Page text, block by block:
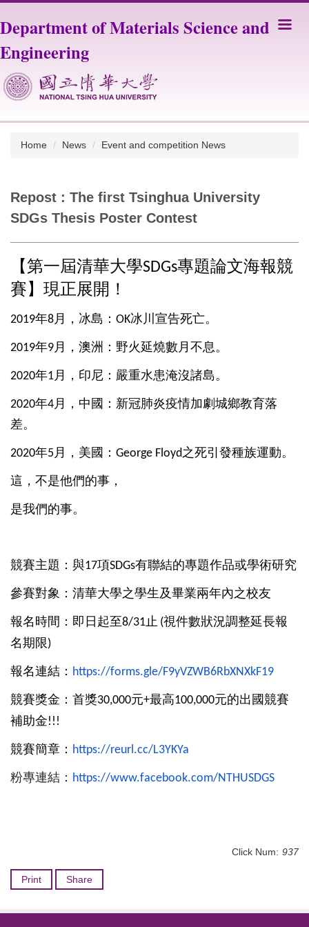
to
main
block
Department of Materials Science and
Engineering
Home News Event and competition News
Repost : The first Tsinghua University
SDGs Thesis Poster Contest
【第一屆清華大學SDGs專題論文海報競
賽】現正展開！
2019年8月，冰島： OK冰川宣告死亡。
2019年9月，澳洲：野火延燒數月不息。
2020年1月，印尼：嚴重水患淹沒諸島。
2020年4月，中國：新冠肺炎疫情加劇城鄉教育落
差。
2020年5 月，美國： George Floyd之死引發種族運動。
這，不是他們的事，
是我們的事。
競賽主題：與17項SDGs有聯結的專題作品或學術研究
參賽對象：清華大學之學生及畢業兩年內之校友
報名時間：即日起至8/31止 (視件數狀況調整延長報
名期限)
報名連結： https://forms.gle/F9yVZWB6RbXNXkF19
競賽獎金：首獎30,000元+最高100,000元的出國競賽
補助金!!!
競賽簡章： https://reurl.cc/L3YKYa
粉專連結： https://www.facebook.com/NTHUSDGS
Click Num: 937
Print Share